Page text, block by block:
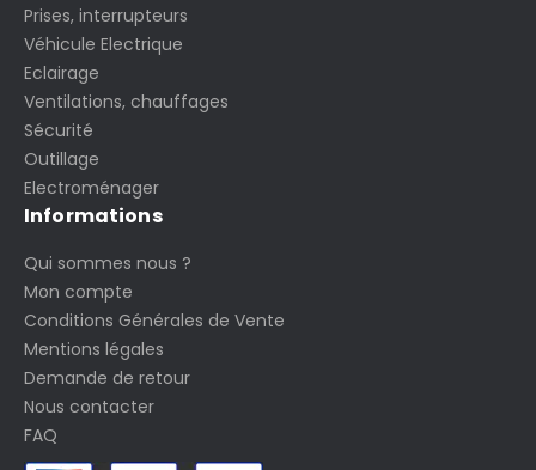
Prises, interrupteurs
Véhicule Electrique
Eclairage
Ventilations, chauffages
Sécurité
Outillage
Electroménager
Informations
Qui sommes nous ?
Mon compte
Conditions Générales de Vente
Mentions légales
Demande de retour
Nous contacter
FAQ